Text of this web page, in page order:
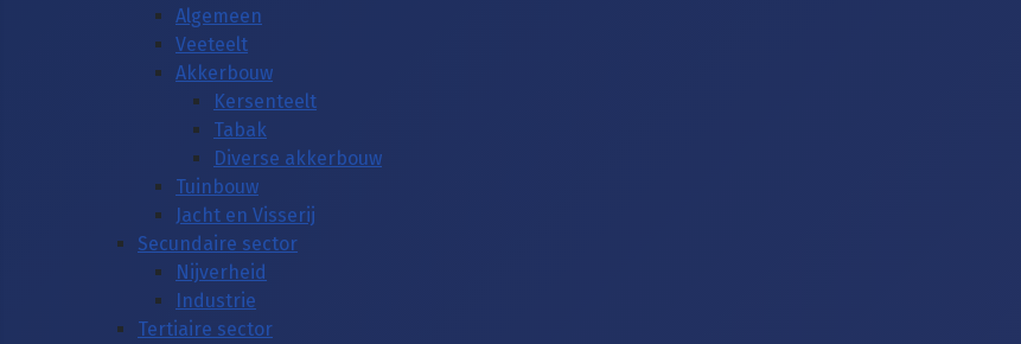
Algemeen
Veeteelt
Akkerbouw
Kersenteelt
Tabak
Diverse akkerbouw
Tuinbouw
Jacht en Visserij
Secundaire sector
Nijverheid
Industrie
Tertiaire sector